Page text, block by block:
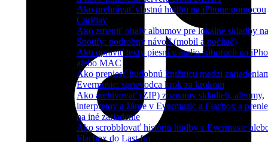
Ako prehrávať vlastnú hudbu na iPhone pomocou
CarPlay
Ako zmeniť obaly albumov pre lokálne skladby na
Spotify: podrobný návod (mobil a počítač)
Ako upraviť texty piesní v audio súboroch na
alebo MAC
Ako preniesť hudobnú knižnicu medzi
Evermusic: sprievodca krok za krokom
Ako archivovať (ZIP) zoznamy skladieb, albumy,
interpretov a žánre v Evermusic a Flacbox a
na iné zariadenie
Ako scrobblovať históriu hudby z Evermusic
Flacbox do Last.fm